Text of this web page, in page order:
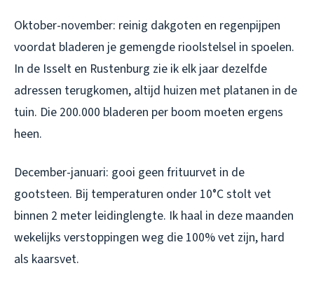
Oktober-november: reinig dakgoten en regenpijpen
voordat bladeren je gemengde rioolstelsel in spoelen.
In de Isselt en Rustenburg zie ik elk jaar dezelfde
adressen terugkomen, altijd huizen met platanen in de
tuin. Die 200.000 bladeren per boom moeten ergens
heen.
December-januari: gooi geen frituurvet in de
gootsteen. Bij temperaturen onder 10°C stolt vet
binnen 2 meter leidinglengte. Ik haal in deze maanden
wekelijks verstoppingen weg die 100% vet zijn, hard
als kaarsvet.